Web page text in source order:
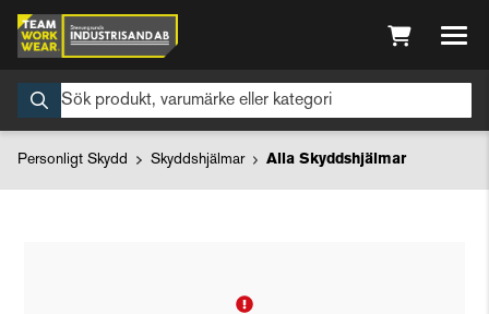
Personligt Skydd Skyddshjälmar Alla Skyddshjälmar